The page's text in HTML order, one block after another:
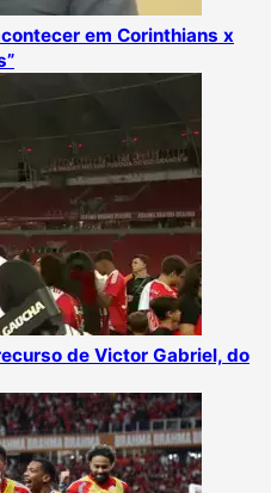
em Corinthians x
de Victor Gabriel, do